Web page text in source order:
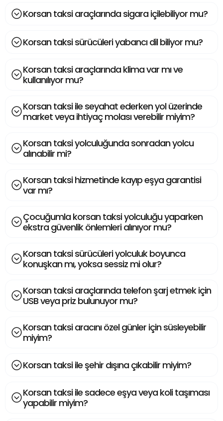
Korsan taksi araçlarında sigara içilebiliyor mu?
Korsan taksi sürücüleri yabancı dil biliyor mu?
Korsan taksi araçlarında klima var mı ve
kullanılıyor mu?
Korsan taksi ile seyahat ederken yol üzerinde
market veya ihtiyaç molası verebilir miyim?
Korsan taksi yolculuğunda sonradan yolcu
alınabilir mi?
Korsan taksi hizmetinde kayıp eşya garantisi
var mı?
Çocuğumla korsan taksi yolculuğu yaparken
ekstra güvenlik önlemleri alınıyor mu?
Korsan taksi sürücüleri yolculuk boyunca
konuşkan mı, yoksa sessiz mi olur?
Korsan taksi araçlarında telefon şarj etmek için
USB veya priz bulunuyor mu?
Korsan taksi aracını özel günler için süsleyebilir
miyim?
Korsan taksi ile şehir dışına çıkabilir miyim?
Korsan taksi ile sadece eşya veya koli taşıması
yapabilir miyim?